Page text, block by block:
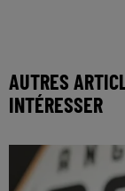
AUTRES
INTÉRESSER